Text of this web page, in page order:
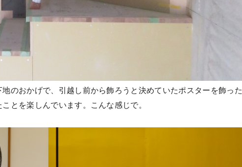
のおかげで、引越し前から飾ろうと決めていたポスターを飾った
とを楽しんでいます。こんな感じで。